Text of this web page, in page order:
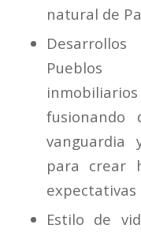
natural de
Desarrollos
Pueblos
fusionando
vanguardia
para crear
expectativas
Estilo de